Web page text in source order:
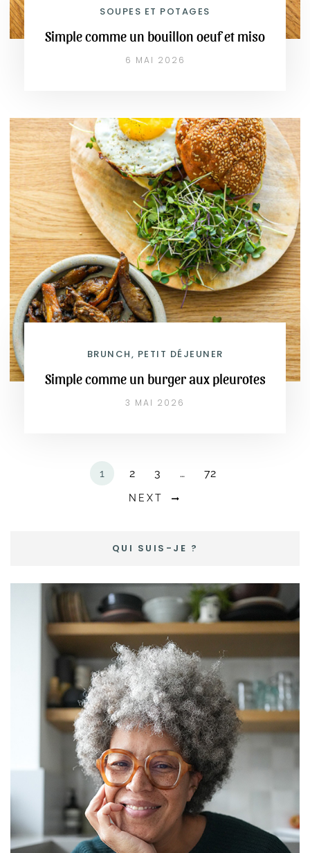
SOUPES ET POTAGES
Simple comme un bouillon oeuf et miso
6 MAI 2026
BRUNCH, PETIT DÉJEUNER
Simple comme un burger aux pleurotes
3 MAI 2026
1 2 3 … 72
NEXT
QUI SUIS-JE ?